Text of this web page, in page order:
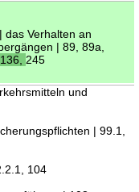
das Verhalten an
| 89, 89a,
136, 245
und
| 99.1,
104